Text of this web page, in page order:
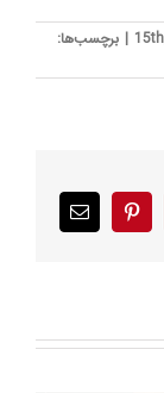
| برچسب‌ها:
Pinterest
Email